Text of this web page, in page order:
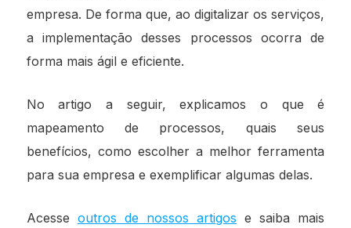
empresa. De forma que, ao digitalizar os serviços,
a implementação desses processos ocorra de
forma mais ágil e eficiente.
No artigo a seguir, explicamos o que é
mapeamento de processos, quais seus
benefícios, como escolher a melhor ferramenta
para sua empresa e exemplificar algumas delas.
Acesse outros de nossos artigos e saiba mais